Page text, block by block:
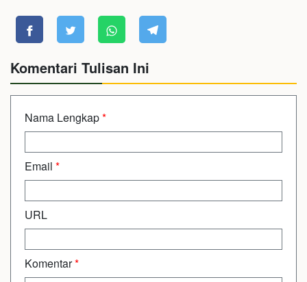
Komentari Tulisan Ini
Nama Lengkap*
Email *
URL
Komentar*